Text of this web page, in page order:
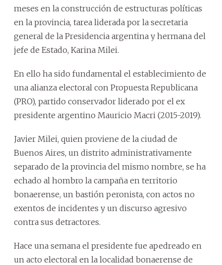
meses en la construcción de estructuras políticas
en la provincia, tarea liderada por la secretaria
general de la Presidencia argentina y hermana del
jefe de Estado, Karina Milei.
En ello ha sido fundamental el establecimiento de
una alianza electoral con Propuesta Republicana
(PRO), partido conservador liderado por el ex
presidente argentino Mauricio Macri (2015-2019).
Javier Milei, quien proviene de la ciudad de
Buenos Aires, un distrito administrativamente
separado de la provincia del mismo nombre, se ha
echado al hombro la campaña en territorio
bonaerense, un bastión peronista, con actos no
exentos de incidentes y un discurso agresivo
contra sus detractores.
Hace una semana el presidente fue apedreado en
un acto electoral en la localidad bonaerense de